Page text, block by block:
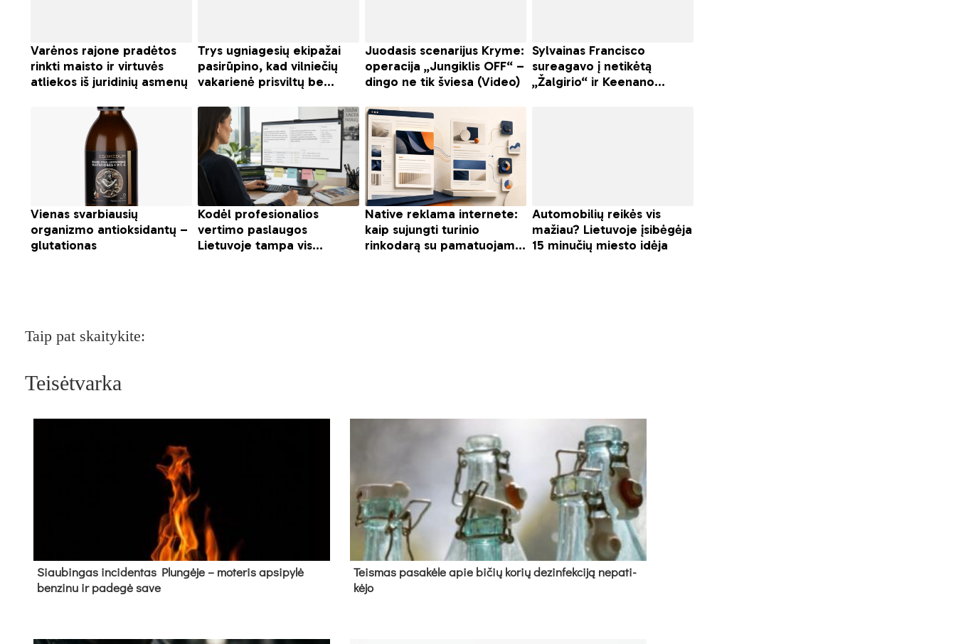
Taip pat skaitykite:
Teisėtvarka
Siau­bin­gas in­ci­den­tas Plun­gė­je – mo­te­ris ap­si­py­lė
ben­zi­nu ir pa­de­gė sa­ve
Teis­mas pa­sa­kė­le apie bi­čių ko­rių de­zin­fek­ci­ją ne­pa­ti­
kė­jo